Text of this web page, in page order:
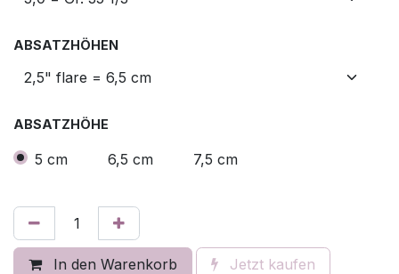
ABSATZHÖHEN
ABSATZHÖHE
5 cm 6,5 cm 7,5 cm
In den Warenkorb Jetzt kaufen